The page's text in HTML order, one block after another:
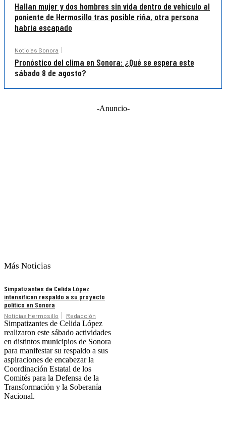
Hallan mujer y dos hombres sin vida dentro de vehículo al
poniente de Hermosillo tras posible riña, otra persona
habría escapado
Noticias Sonora
Pronóstico del clima en Sonora: ¿Qué se espera este
sábado 8 de agosto?
-Anuncio-
Más Noticias
Simpatizantes de Celida López
intensifican respaldo a su proyecto
político en Sonora
Noticias Hermosillo Redacción
Simpatizantes de Celida López
realizaron este sábado actividades
en distintos municipios de Sonora
para manifestar su respaldo a sus
aspiraciones de encabezar la
Coordinación Estatal de los
Comités para la Defensa de la
Transformación y la Soberanía
Nacional.